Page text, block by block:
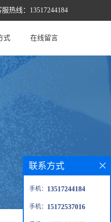
服热线： 13517244184
式 在线留言
联系方式
手机： 13517244184
手机： 15172537016